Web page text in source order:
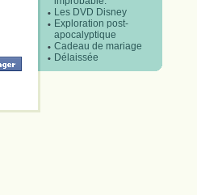
Les DVD Disney
Exploration post-
apocalyptique
Cadeau de mariage
Délaissée